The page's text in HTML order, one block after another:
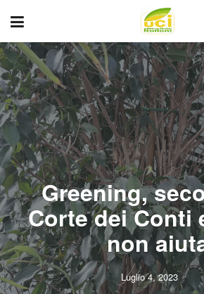
Greening,
Corte dei Conti
non
Luglio 4, 2023